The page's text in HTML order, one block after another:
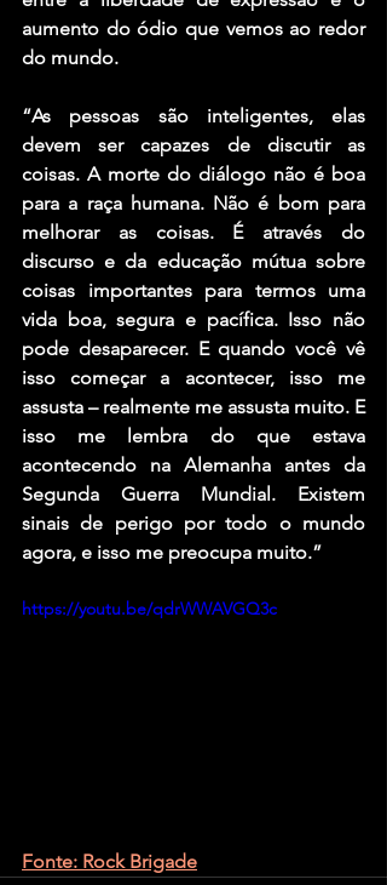
aumento do ódio que vemos ao redor
do mundo.
“As pessoas são inteligentes, elas
devem ser capazes de discutir as
coisas. A morte do diálogo não é boa
para a raça humana. Não é bom para
melhorar as coisas. É através do
discurso e da educação mútua sobre
coisas importantes para termos uma
vida boa, segura e pacífica. Isso não
pode desaparecer. E quando você vê
isso começar a acontecer, isso me
assusta – realmente me assusta muito. E
isso me lembra do que estava
acontecendo na Alemanha antes da
Segunda Guerra Mundial. Existem
sinais de perigo por todo o mundo
agora, e isso me preocupa muito.”
https://youtu.be/qdrWWAVGQ3c
Fonte: Rock Brigade